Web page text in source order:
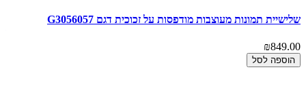
שלישיית תמונות מעוצבות מודפסות על זכוכית דגם G3056057
₪849.00
הוספה לסל